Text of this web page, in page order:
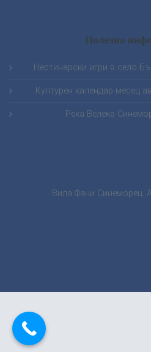
Полезна
Нестинарски игри в село
Културен календар месец
Река Велека
Вила Фани Синеморец.